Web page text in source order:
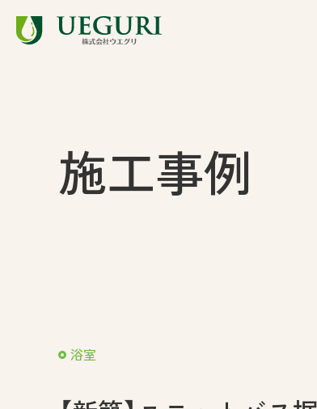
会社案内 アウトレット
社員紹介
インタビュー動画
施工事例
浴室